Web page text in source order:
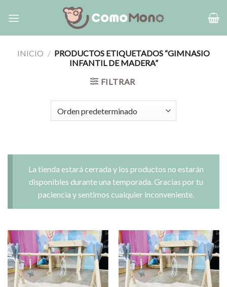
INICIO / PRODUCTOS ETIQUETADOS “GIMNASIO
INFANTIL DE MADERA”
FILTRAR
La tienda estará cerrada y los productos no estarán
disponibles durante una temporada. Gracias por tu
paciencia y sentimos cualquier inconveniente.